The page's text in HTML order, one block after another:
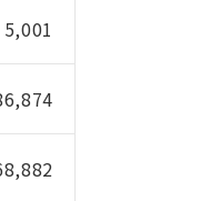
5,001